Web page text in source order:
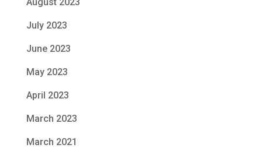
July 2023
June 2023
May 2023
April 2023
March 2023
March 2021